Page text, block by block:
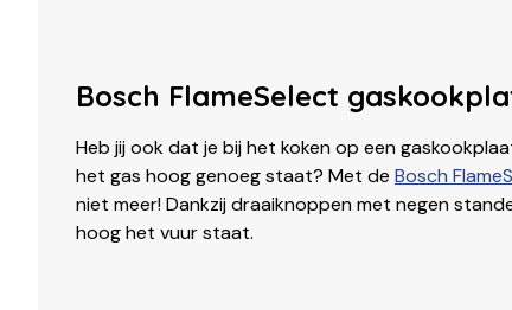
Bosch FlameSelect
Heb jij ook dat je bij het koken op een
het gas hoog genoeg staat? Met de Bosch
niet meer! Dankzij draaiknoppen met negen
hoog het vuur staat.